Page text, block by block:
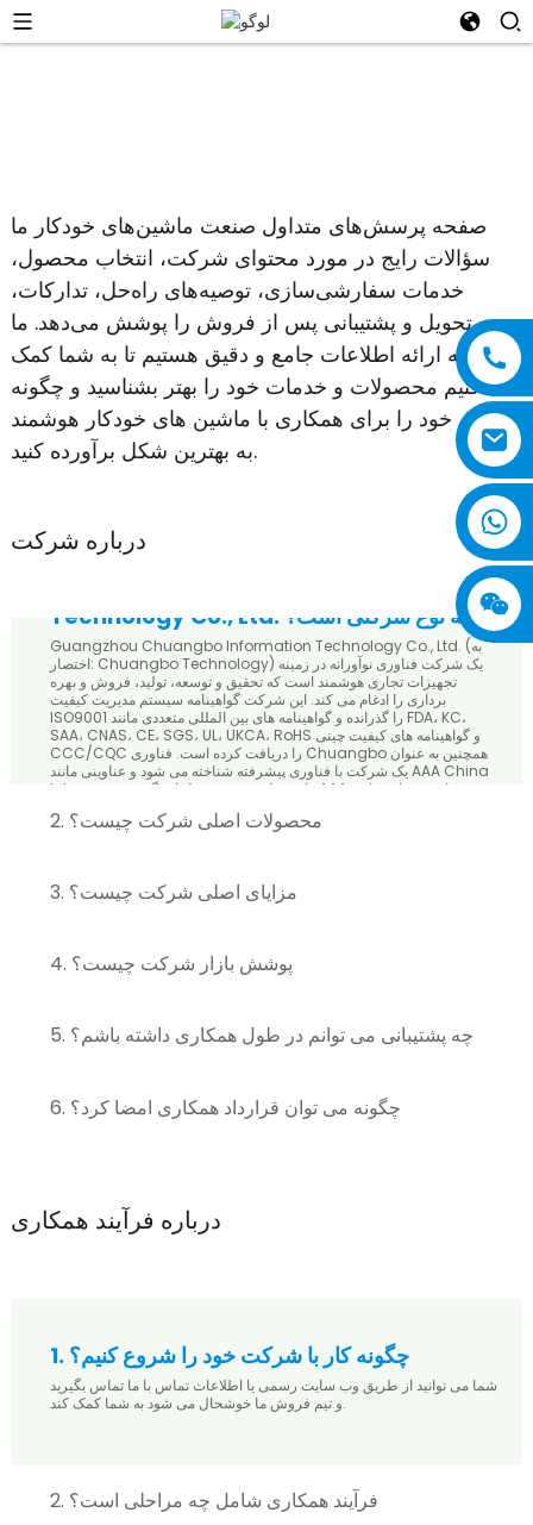
صفحه پرسش‌های متداول صنعت ماشین‌های خودکار ما
سؤالات رایج در مورد محتوای شرکت، انتخاب محصول،
خدمات سفارشی‌سازی، توصیه‌های راه‌حل، تدارکات،
تحویل و پشتیبانی پس از فروش را پوشش می‌دهد. ما
متعهد به ارائه اطلاعات جامع و دقیق هستیم تا به شما کمک
کنیم محصولات و خدمات خود را بهتر بشناسید و چگونه
نیازهای خود را برای همکاری با ماشین های خودکار هوشمند
به بهترین شکل برآورده کنید.
درباره شرکت
Technology Co., Ltd. چه نوع شرکتی است؟
Guangzhou Chuangbo Information Technology Co., Ltd. (به
اختصار: Chuangbo Technology) یک شرکت فناوری نوآورانه در زمینه
تجهیزات تجاری هوشمند است که تحقیق و توسعه، تولید، فروش و بهره
برداری را ادغام می کند. این شرکت گواهینامه سیستم مدیریت کیفیت
ISO9001 را گذرانده و گواهینامه های بین المللی متعددی مانند FDA، KC،
SAA، CNAS، CE، SGS، UL، UKCA، RoHS و گواهینامه های کیفیت چینی
CCC/CQC را دریافت کرده است. فناوری Chuangbo همچنین به عنوان
یک شرکت با فناوری پیشرفته شناخته می شود و عناوینی مانند AAA China
Intepreneur، واحد نمایش مدیریت یکپارچگی AAA و غیره را به خود اختصاص
2. محصولات اصلی شرکت چیست؟
3. مزایای اصلی شرکت چیست؟
4. پوشش بازار شرکت چیست؟
5. چه پشتیبانی می توانم در طول همکاری داشته باشم؟
6. چگونه می توان قرارداد همکاری امضا کرد؟
درباره فرآیند همکاری
1. چگونه کار با شرکت خود را شروع کنیم؟
شما می توانید از طریق وب سایت رسمی یا اطلاعات تماس با ما تماس بگیرید
و تیم فروش ما خوشحال می شود به شما کمک کند.
2. فرآیند همکاری شامل چه مراحلی است؟